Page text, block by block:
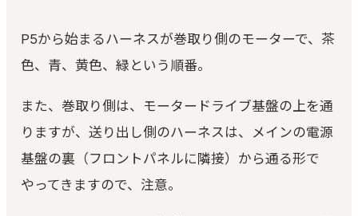
P5から始まるハーネスが巻取り側のモーターで、茶
色、青、黄色、緑という順番。
また、巻取り側は、モータードライブ基盤の上を通
りますが、送り出し側のハーネスは、メインの電源
基盤の裏（フロントパネルに隣接）から通る形で
やってきますので、注意。